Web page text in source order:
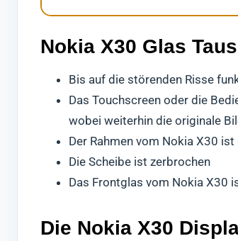
Nokia X30 Glas
Bis auf die störenden Risse
Das Touchscreen oder die
wobei weiterhin die originale
Der Rahmen vom Nokia X30
Die Scheibe ist zerbrochen
Das Frontglas vom Nokia X30
Die Nokia X30